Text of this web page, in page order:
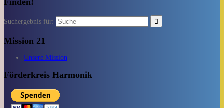
Finden!
Suchergebnis für:
Mission 21
Unsere Mission
Förderkreis Harmonik